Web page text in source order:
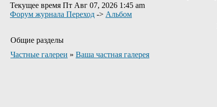
Текущее время Пт Авг 07, 2026 1:45 am
Форум журнала Переход -> Альбом
Общие разделы
Частные галереи » Ваша частная галерея